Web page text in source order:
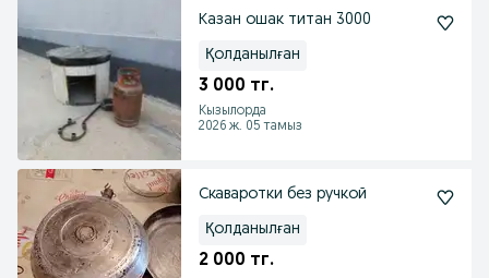
Казан ошак титан 3000
Қолданылған
3 000 тг.
Кызылорда
2026 ж. 05 тамыз
Скаваротки без ручкой
Қолданылған
2 000 тг.